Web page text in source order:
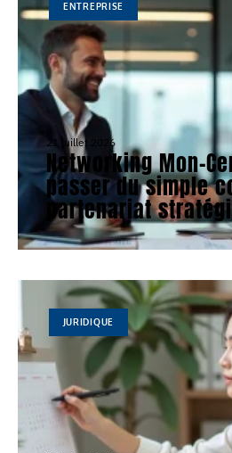
ENTREPRISE
21 juillet 2026
Networking Mon-
passer du simple
partenariat
JURIDIQUE